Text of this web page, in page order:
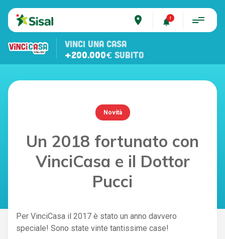
place
VINCI UNA CASA
+200.000€ SUBITO
Novità
Un 2018 fortunato con
VinciCasa e il Dottor
Pucci
Per VinciCasa il 2017 è stato un anno davvero
speciale! Sono state vinte tantissime case!